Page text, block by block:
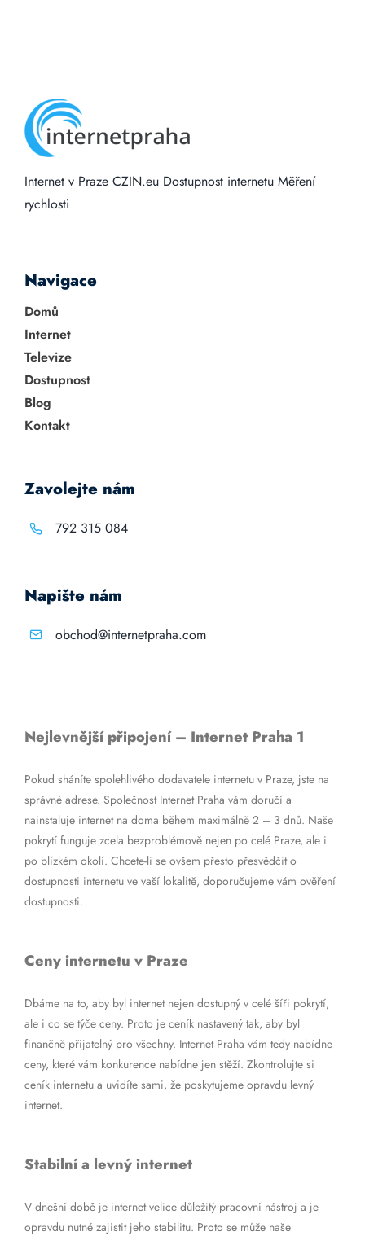
Internet v Praze CZIN.eu Dostupnost internetu Měření
rychlosti
Navigace
Domů
Internet
Televize
Dostupnost
Blog
Kontakt
Zavolejte nám
792 315 084
Napište nám
obchod@internetpraha.com
Nejlevnější připojení – Internet Praha 1
Pokud sháníte spolehlivého dodavatele internetu v Praze, jste na
správné adrese. Společnost Internet Praha vám doručí a
nainstaluje internet na doma během maximálně 2 – 3 dnů. Naše
pokrytí funguje zcela bezproblémově nejen po celé Praze, ale i
po blízkém okolí. Chcete-li se ovšem přesto přesvědčit o
dostupnosti internetu ve vaší lokalitě, doporučujeme vám ověření
dostupnosti.
Ceny internetu v Praze
Dbáme na to, aby byl internet nejen dostupný v celé šíři pokrytí,
ale i co se týče ceny. Proto je ceník nastavený tak, aby byl
finančně přijatelný pro všechny. Internet Praha vám tedy nabídne
ceny, které vám konkurence nabídne jen stěží. Zkontrolujte si
ceník internetu a uvidíte sami, že poskytujeme opravdu levný
internet.
Stabilní a levný internet
V dnešní době je internet velice důležitý pracovní nástroj a je
opravdu nutné zajistit jeho stabilitu. Proto se může naše